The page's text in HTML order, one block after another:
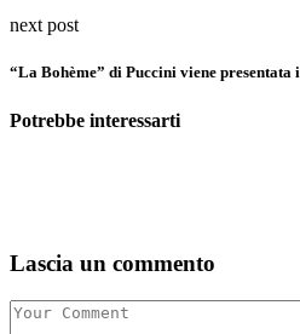
next post
“La Bohème” di Puccini viene
Potrebbe interessarti
Lascia un commento